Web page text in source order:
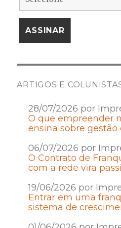
ARTIGOS E
28/07/2026 por
O que empreender
ensina sobre gestão
06/07/2026 por
O Contrato de
com a rede vira
19/06/2026 por
Entrar em uma
sistema de